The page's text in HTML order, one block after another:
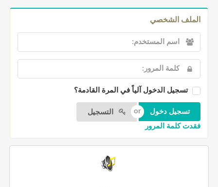
الملف الشخصي
تسجيل الدخول آلياً في المرة القادمة؟
التسجيل
فقدت كلمة المرور